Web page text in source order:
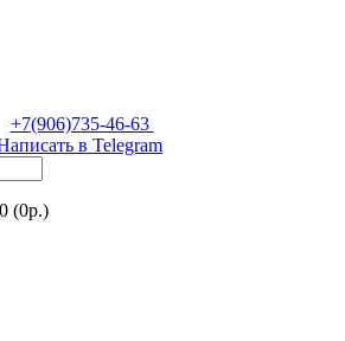
+7(906)735-46-63
в Telegram
(0р.)